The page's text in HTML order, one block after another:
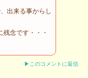
出来る事からし
残念です・・・
▶このコメントに返信